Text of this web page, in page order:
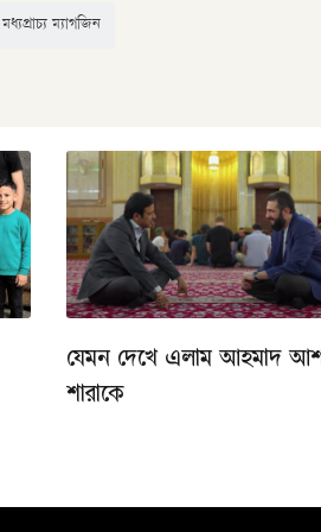
মধ্যপ্রাচ্য ম্যাগজিন
যেমন দেখে এলাম আহমাদ
শারাকে